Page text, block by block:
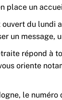
place un
du lundi
un
répond à
oriente
le